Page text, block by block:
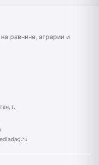
равнине, аграрии и
г.